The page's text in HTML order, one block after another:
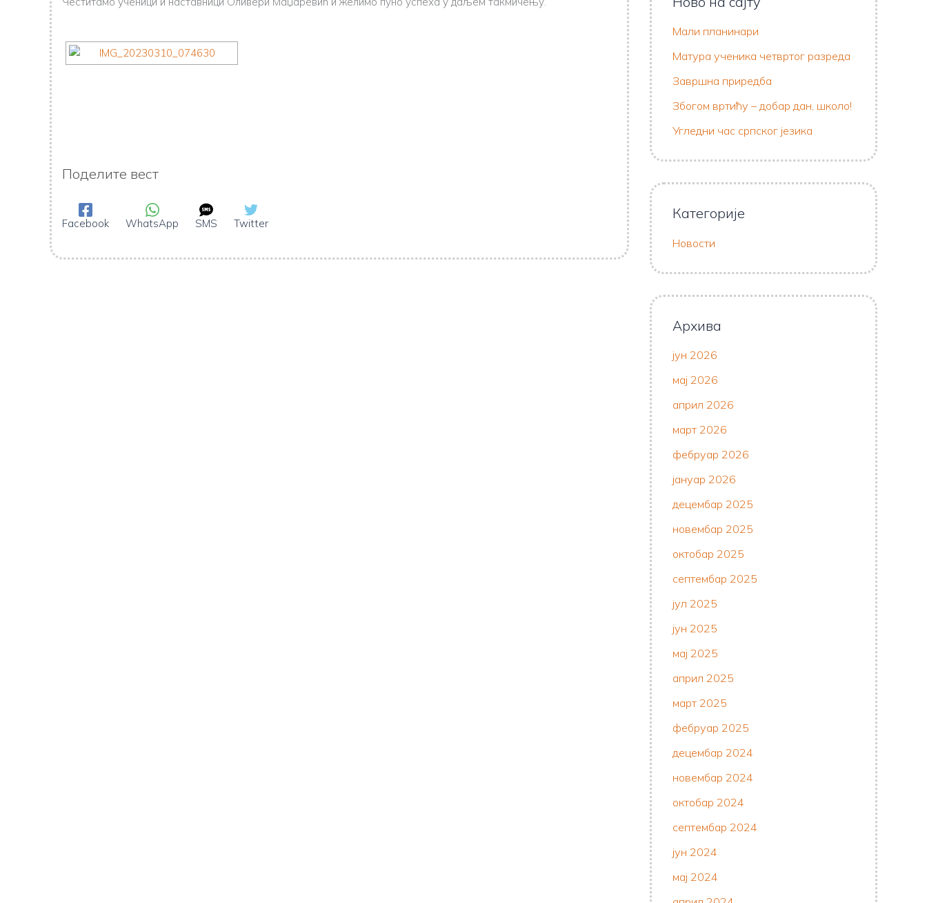
Поделите вест
Facebook WhatsApp SMS Twitter
Мали планинари
Матура ученика четвртог разреда
Завршна приредба
Збогом вртићу – добар дан, школо!
Угледни час српског језика
Категорије
Новости
Архива
јун 2026
мај 2026
април 2026
март 2026
фебруар 2026
јануар 2026
децембар 2025
новембар 2025
октобар 2025
септембар 2025
јул 2025
јун 2025
мај 2025
април 2025
март 2025
фебруар 2025
децембар 2024
новембар 2024
октобар 2024
септембар 2024
јун 2024
мај 2024